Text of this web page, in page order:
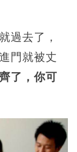
過去了，
門就被丈
了，你可